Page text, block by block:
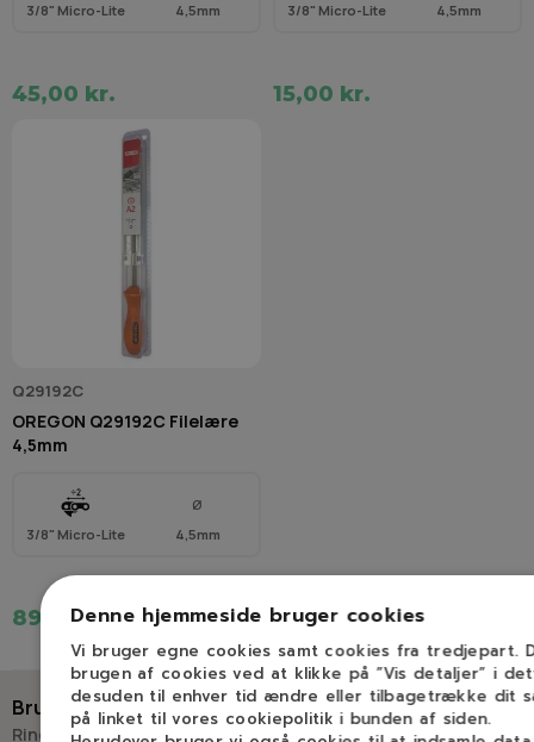
3/8" Micro-Lite
4,5mm
45,00 kr.
3/8" Micro-Lite
4,5mm
15,00 kr.
Q29192C
OREGON Q29192C Filelære
4,5mm
3/8" Micro-Lite
Ø
4,5mm
89,00 kr.
Brug for hjælp?
Ring eller skriv til Savdoktoren
Denne hjemmeside bruger cookies
Vi bruger egne cookies samt cookies fra tredjepart.
brugen af cookies ved at klikke på ”Vis detaljer” i
desuden til enhver tid ændre eller tilbagetrække dit
på linket til vores cookiepolitik i bunden af siden.